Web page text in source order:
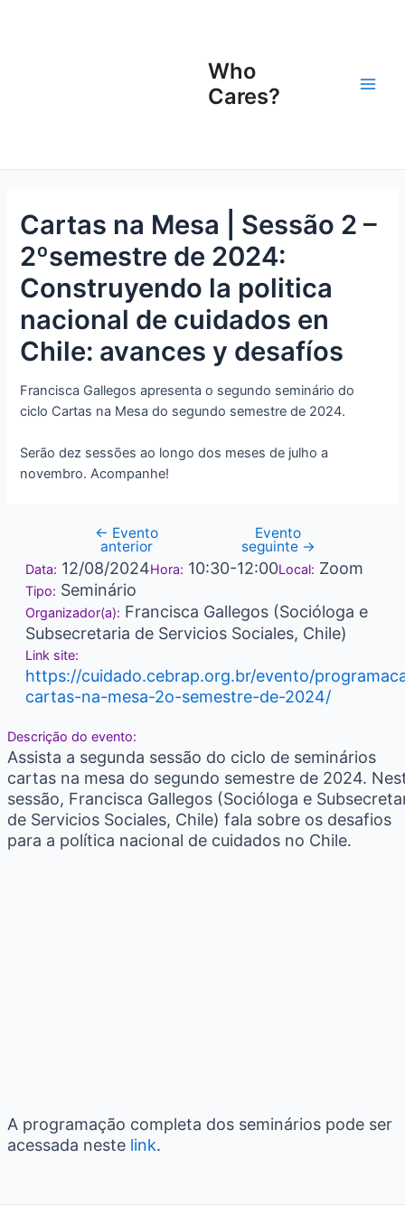
Who
Cares?
Cartas na Mesa | Sessão 2 –
2ºsemestre de 2024:
Construyendo la politica
nacional de cuidados en
Chile: avances y desafíos
Francisca Gallegos apresenta o segundo seminário do
ciclo Cartas na Mesa do segundo semestre de 2024.
Serão dez sessões ao longo dos meses de julho a
novembro. Acompanhe!
← Evento
anterior
Evento
seguinte →
Data: 12/08/2024Hora: 10:30-12:00Local: Zoom
Tipo: Seminário
Organizador(a): Francisca Gallegos (Socióloga e
Subsecretaria de Servicios Sociales, Chile)
Link site:
https://cuidado.cebrap.org.br/evento/
cartas-na-mesa-2o-semestre-de-2024/
Descrição do evento:
Assista a segunda sessão do ciclo de seminários
cartas na mesa do segundo semestre de 2024.
sessão, Francisca Gallegos (Socióloga e
de Servicios Sociales, Chile) fala sobre os desafios
para a política nacional de cuidados no Chile.
A programação completa dos seminários pode ser
acessada neste link.